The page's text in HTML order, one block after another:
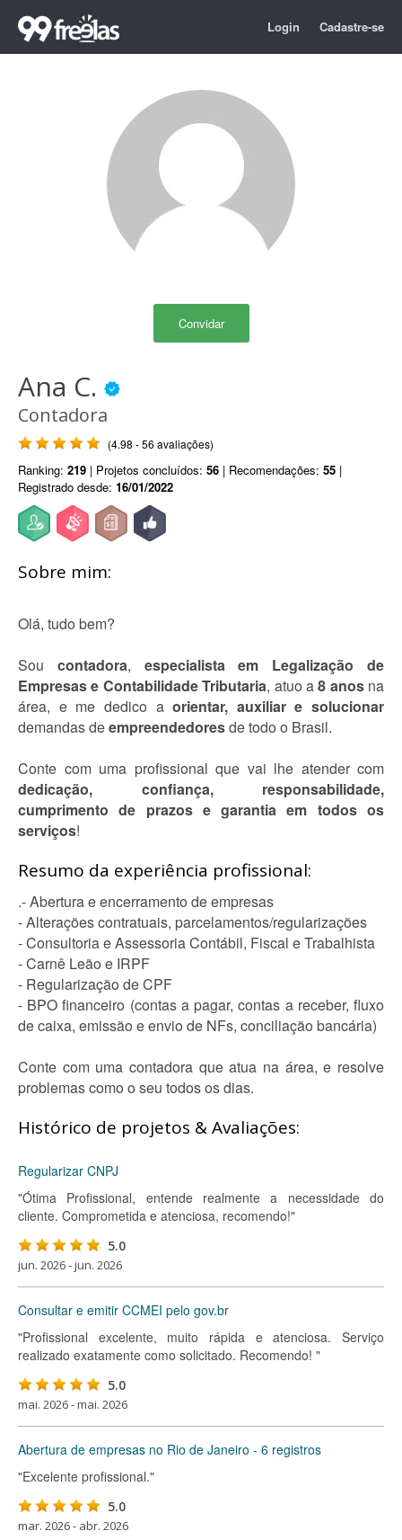
Login Cadastre-se
Convidar
Ana C.
Contadora
(4.98 - 56 avaliações)
Ranking: 219 | Projetos concluídos: 56 | Recomendações: 55 |
Registrado desde: 16/01/2022
Sobre mim:
Olá, tudo bem?
Sou contadora, especialista em Legalização de
Empresas e Contabilidade Tributaria, atuo a8 anosna
área, e me dedico aorientar, auxiliar e solucionar
demandas deempreendedoresde todo o Brasil.
Conte com uma profissional que vai lhe atender com
dedicação, confiança, responsabilidade,
cumprimento de prazos e garantia em todos os
serviços!
Resumo da experiência profissional:
.- Abertura e encerramento de empresas
- Alterações contratuais, parcelamentos/regularizações
- Consultoria e Assessoria Contábil, Fiscal e Trabalhista
- Carnê Leão e IRPF
- Regularização de CPF
- BPO financeiro (contas a pagar, contas a receber, fluxo
de caixa, emissão e envio de NFs, conciliação bancária)
Conte com uma contadora que atua na área, e resolve
problemas como o seu todos os dias.
Histórico de projetos & Avaliações:
Regularizar CNPJ
"Ótima Profissional, entende realmente a necessidade do
cliente. Comprometida e atenciosa, recomendo!"
5.0
jun. 2026 - jun. 2026
Consultar e emitir CCMEI pelo gov.br
"Profissional excelente, muito rápida e atenciosa. Serviço
realizado exatamente como solicitado. Recomendo! "
5.0
mai. 2026 - mai. 2026
Abertura de empresas no Rio de Janeiro - 6 registros
"Excelente profissional."
5.0
mar. 2026 - abr. 2026